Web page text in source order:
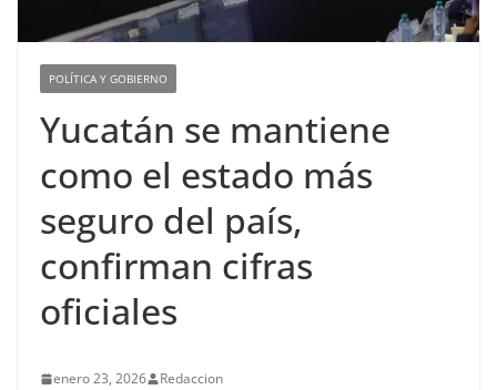
POLÍTICA Y GOBIERNO
Yucatán se mantiene
como el estado más
seguro del país,
confirman cifras
oficiales
enero 23, 2026 Redaccion